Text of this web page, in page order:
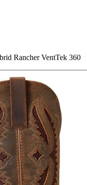
Rancher VentTek 360